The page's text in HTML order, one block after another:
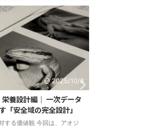
2025/10/8
養設計編｜ 一次データ
「安全域の完全設計」
する価値観 今回は、アオジ